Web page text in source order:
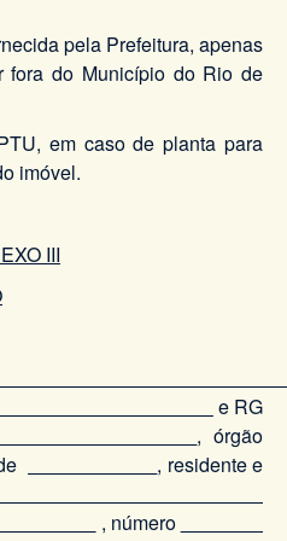
pela Prefeitura, apenas
fora do Município do Rio de
em caso de planta para
imóvel.
III
e RG
, órgão
, residente e
, número